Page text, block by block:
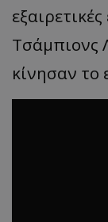
Τσάμπιονς
κίνησαν το